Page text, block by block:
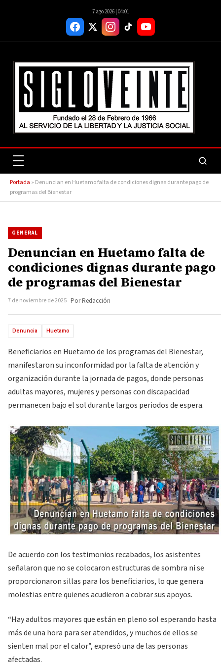
7 ago 2026 | 04:01
Portada » Denuncian en Huetamo falta de condiciones dignas durante pago de
programas del Bienestar
GENERAL
Denuncian en Huetamo falta de
condiciones dignas durante pago
de programas del Bienestar
7 de noviembre de 2025 Por Redacción
Denuncia Huetamo
Beneficiarios en Huetamo de los programas del Bienestar,
manifestaron su inconformidad por la falta de atención y
organización durante la jornada de pagos, donde personas
adultas mayores, mujeres y personas con discapacidad
permanecen bajo el sol durante largos periodos de espera.
De acuerdo con los testimonios recabados, los asistentes
señalaron que no se colocaron estructuras de sombra ni se
proporcionaron sillas para los beneficiarios, lo que genera
molestias entre quienes acudieron a cobrar sus apoyos.
“Hay adultos mayores que están en pleno sol esperando hasta
más de una hora para ser atendidos, y muchos de ellos se
sienten mal por el calor”, expresó una de las personas
afectadas.